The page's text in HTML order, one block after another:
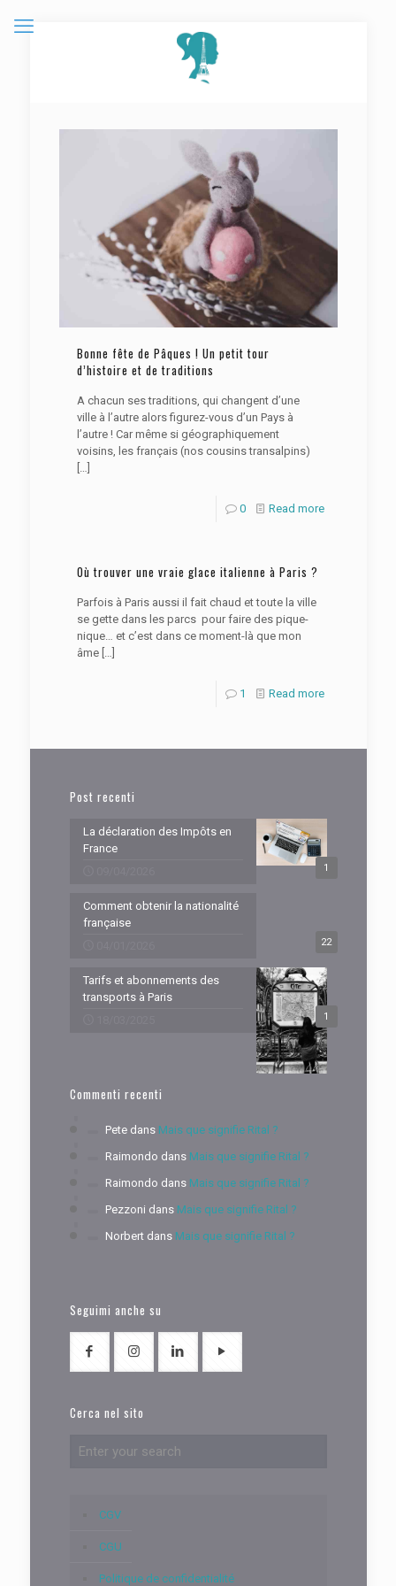
Bonne fête de Pâques ! Un petit tour
d’histoire et de traditions
A chacun ses traditions, qui changent d’une
ville à l’autre alors figurez-vous d’un Pays à
l’autre ! Car même si géographiquement
voisins, les français (nos cousins transalpins)
[…]
0 Read more
Où trouver une vraie glace italienne à Paris ?
Parfois à Paris aussi il fait chaud et toute la ville
se gette dans les parcs pour faire des pique-
nique… et c’est dans ce moment-là que mon
âme[…]
1 Read more
Post recenti
1
La déclaration des Impôts en
France
22
Comment obtenir la nationalité
française
1
Tarifs et abonnements des
transports à Paris
Commenti recenti
Petedans Mais que signifie Rital ?
Raimondo dans Mais que signifie Rital ?
Raimondo dans Mais que signifie Rital ?
Pezzoni dans Mais que signifie Rital ?
Norbertdans Mais que signifie Rital ?
Seguimi anche su
Cerca nel sito
CGV
CGU
Politique de confidentialité